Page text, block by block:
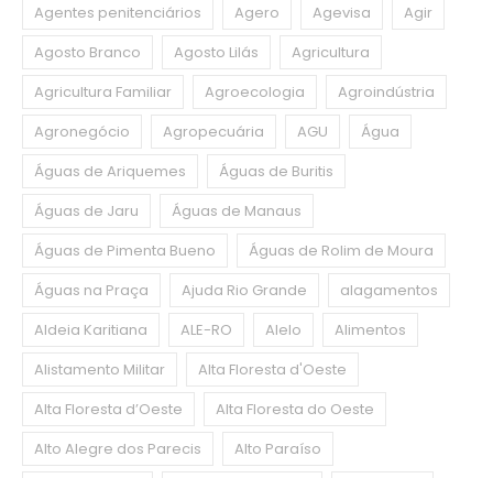
Agentes penitenciários
Agero Agevisa
Agir
Agosto Branco
Agosto Lilás
Agricultura
Agricultura Familiar
Agroecologia
Agroindústria
Agronegócio
Agropecuária AGU
Água
Águas de Ariquemes
Águas de Buritis
Águas de Jaru
Águas de Manaus
Águas de Pimenta Bueno
Águas de Rolim de Moura
Águas na Praça
Ajuda Rio Grande
alagamentos
Aldeia Karitiana
ALE-RO Alelo
Alimentos
Alistamento Militar
Alta Floresta d'Oeste
Alta Floresta d’Oeste
Alta Floresta do Oeste
Alto Alegre dos Parecis
Alto Paraíso